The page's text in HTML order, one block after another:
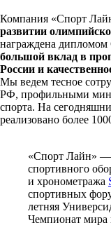
Компания «Спорт
развитии
награждена дипломом
большой вклад в
России и
Мы ведем тесное
РФ, профильными
спорта. На
реализовано более
«Спорт Лайн» —
спортивного
и хронометража
спортивных
летняя
Чемпионат мира